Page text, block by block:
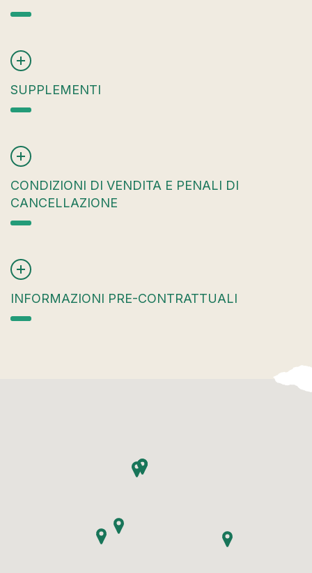
SUPPLEMENTI
CONDIZIONI DI VENDITA E PENALI DI
CANCELLAZIONE
INFORMAZIONI PRE-CONTRATTUALI